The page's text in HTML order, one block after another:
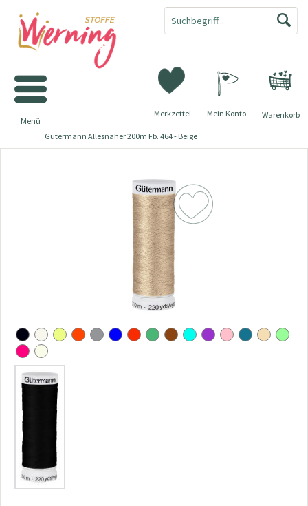
Warenkorb
Merkzettel Mein Konto
Menü
Gütermann Allesnäher 200m Fb. 464 - Beige